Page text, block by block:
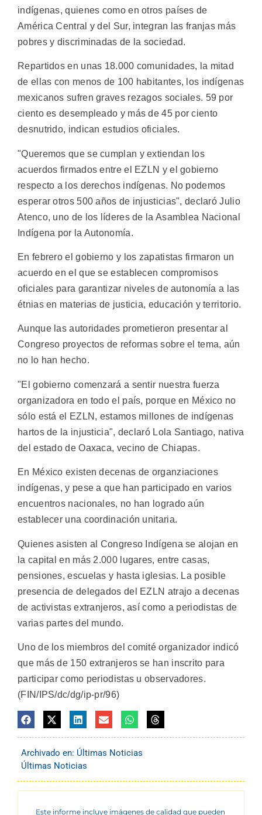
indígenas, quienes como en otros países de
América Central y del Sur, integran las franjas más
pobres y discriminadas de la sociedad.
Repartidos en unas 18.000 comunidades, la mitad
de ellas con menos de 100 habitantes, los indígenas
mexicanos sufren graves rezagos sociales. 59 por
ciento es desempleado y más de 45 por ciento
desnutrido, indican estudios oficiales.
"Queremos que se cumplan y extiendan los
acuerdos firmados entre el EZLN y el gobierno
respecto a los derechos indígenas. No podemos
esperar otros 500 años de injusticias", declaró Julio
Atenco, uno de los líderes de la Asamblea Nacional
Indígena por la Autonomía.
En febrero el gobierno y los zapatistas firmaron un
acuerdo en el que se establecen compromisos
oficiales para garantizar niveles de autonomía a las
étnias en materias de justicia, educación y territorio.
Aunque las autoridades prometieron presentar al
Congreso proyectos de reformas sobre el tema, aún
no lo han hecho.
"El gobierno comenzará a sentir nuestra fuerza
organizadora en todo el país, porque en México no
sólo está el EZLN, estamos millones de indígenas
hartos de la injusticia", declaró Lola Santiago, nativa
del estado de Oaxaca, vecino de Chiapas.
En México existen decenas de organziaciones
indígenas, y pese a que han participado en varios
encuentros nacionales, no han logrado aún
establecer una coordinación unitaria.
Quienes asisten al Congreso Indígena se alojan en
la capital en más 2.000 lugares, entre casas,
pensiones, escuelas y hasta iglesias. La posible
presencia de delegados del EZLN atrajo a decenas
de activistas extranjeros, así como a periodistas de
varias partes del mundo.
Uno de los miembros del comité organizador indicó
que más de 150 extranjeros se han inscrito para
participar como periodistas u observadores.
(FIN/IPS/dc/dg/ip-pr/96)
Archivado en: Últimas Noticias
Últimas Noticias
Este informe incluye imágenes de calidad que pueden